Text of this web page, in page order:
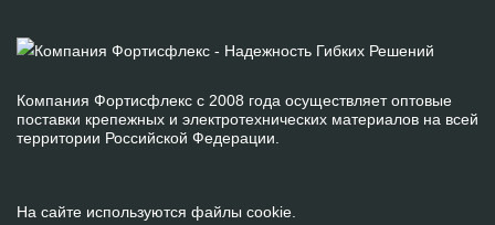
Компания Фортисфлекс с 2008 года осуществляет оптовые
поставки крепежных и электротехнических материалов на всей
территории Российской Федерации.
На сайте используются файлы cookie.